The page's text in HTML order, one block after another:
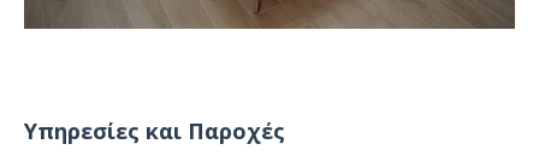
Υπηρεσίες και Παροχές